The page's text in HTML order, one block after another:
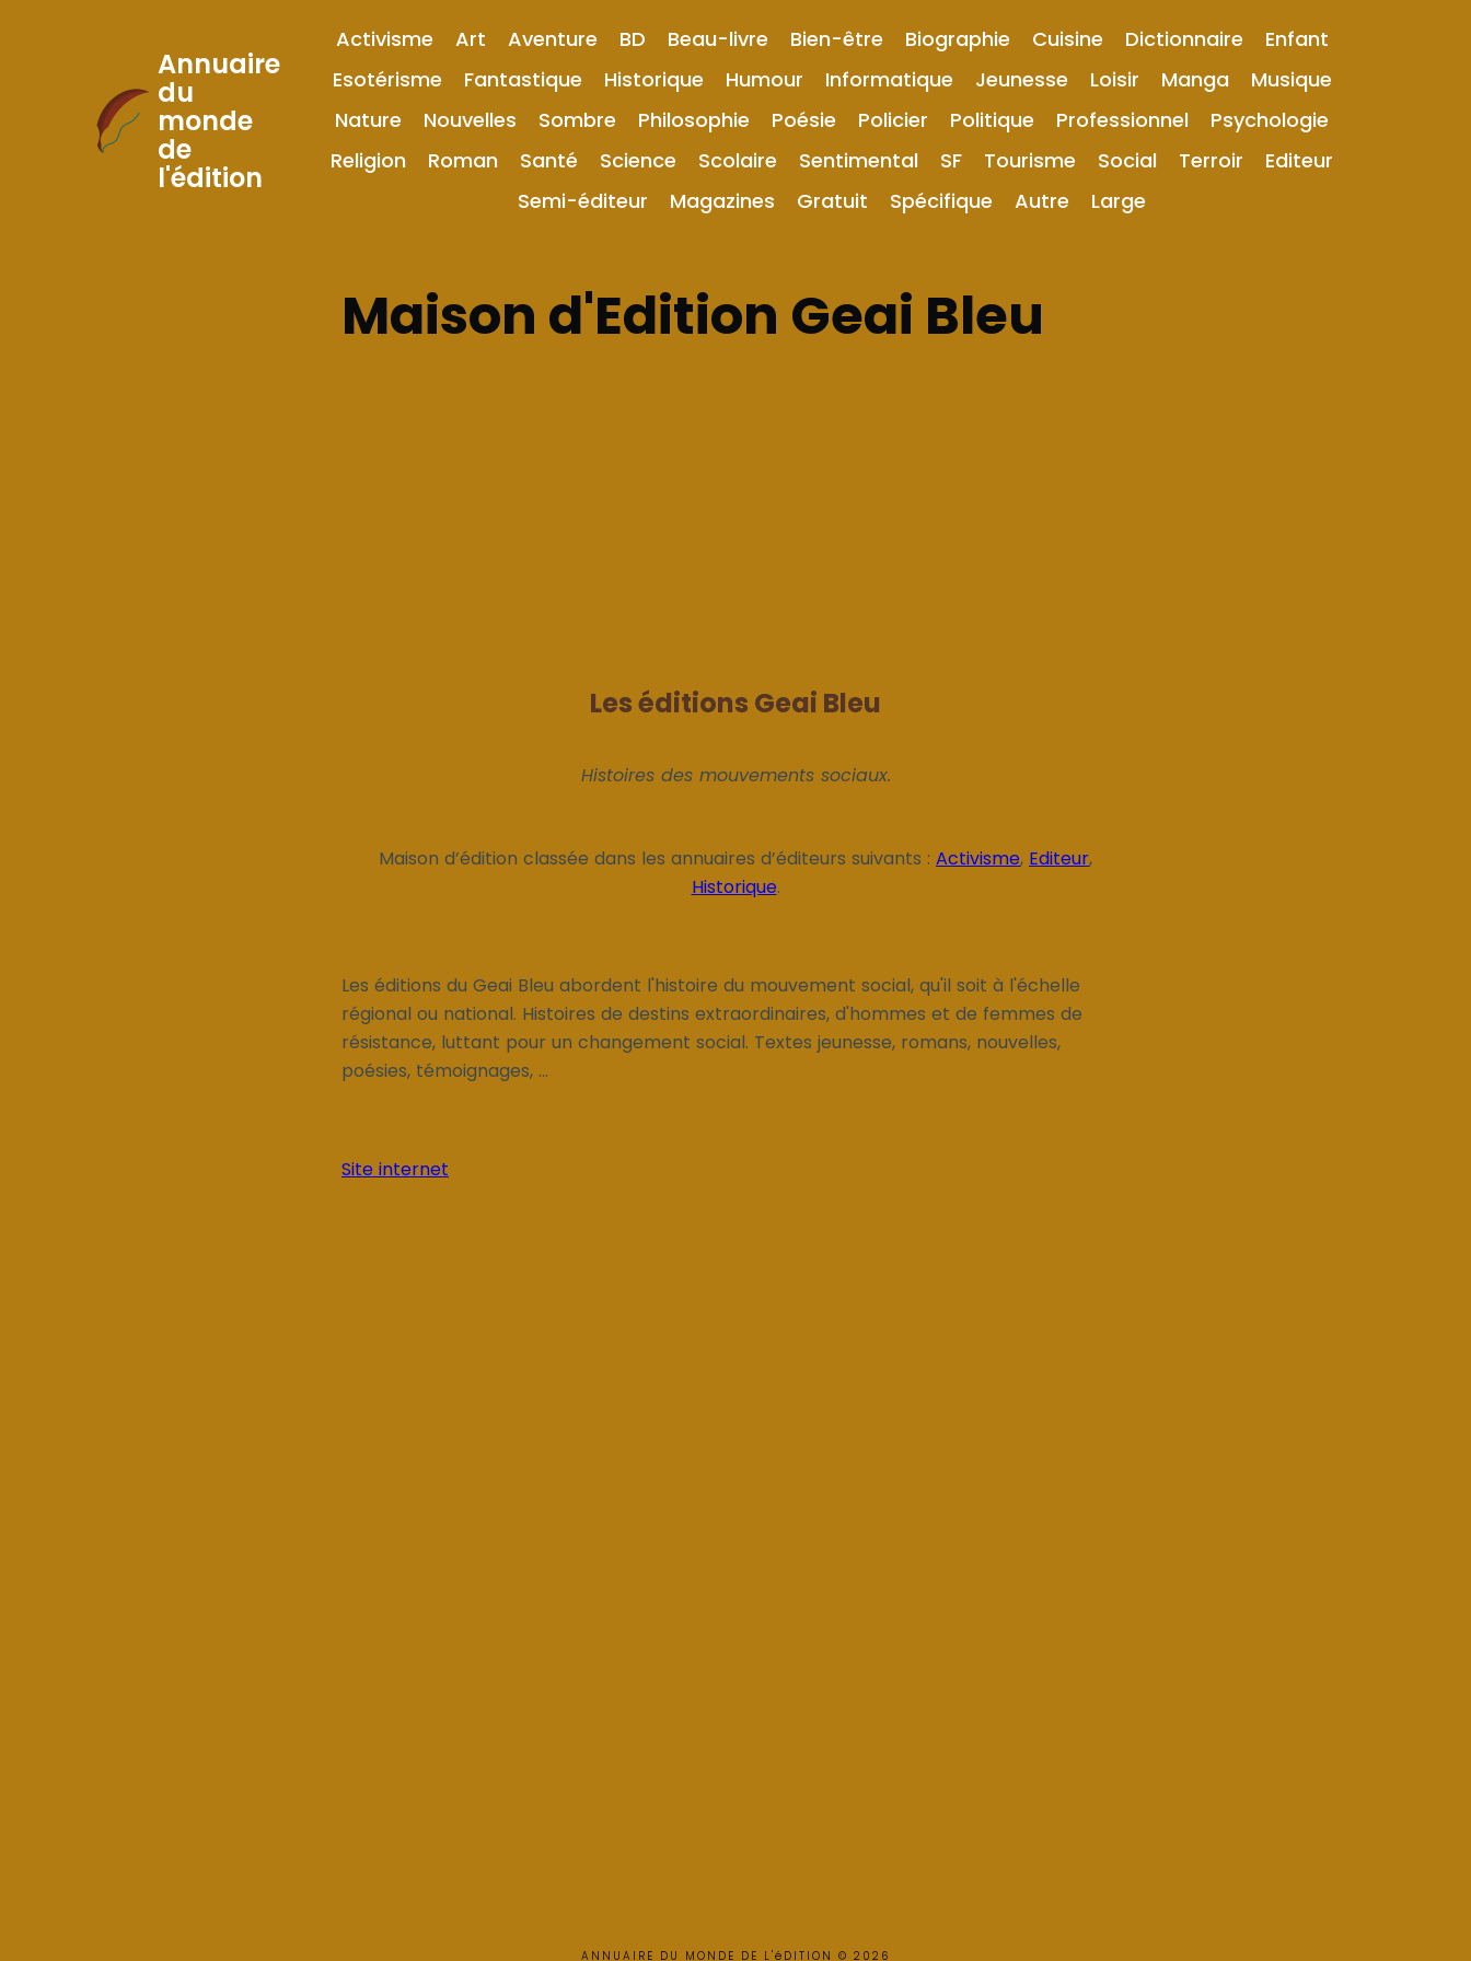
Skip
to
Content
Annuaire
du
monde
de
l'édition
Activisme Art Aventure BD Beau-livre Bien-être Biographie Cuisine Dictionnaire
Enfant
Esotérisme
Fantastique Historique Humour Informatique Jeunesse Loisir Manga
Musique
Nature
Nouvelles Sombre Philosophie Poésie Policier Politique Professionnel
Psychologie
Religion
Roman Santé Science Scolaire Sentimental SF Tourisme Social Terroir
Editeur
Semi-éditeur
Magazines Gratuit Spécifique Autre Large
Maison d'Edition Geai Bleu
Les éditions Geai Bleu
Histoires des mouvements sociaux.
Maison d’édition classée dans les annuaires d’éditeurs suivants : Activisme, Editeur,
Historique.
Les éditions du Geai Bleu abordent l'histoire du mouvement social, qu'il soit à l'échelle
régional ou national. Histoires de destins extraordinaires, d'hommes et de femmes de
résistance, luttant pour un changement social. Textes jeunesse, romans, nouvelles,
poésies, témoignages, ...
Site internet
ANNUAIRE DU MONDE DE L'éDITION © 2026